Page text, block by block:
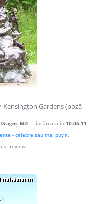
Kensington Gardens (poză
Dragoș_MD — încărcată în 10.06.11
- celebre sau mai puţin,
review